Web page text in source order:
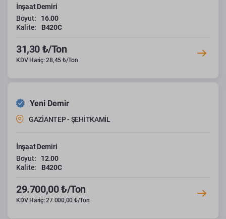
İnşaat Demiri
Boyut:
16.00
Kalite:
B420C
31,30 ₺/Ton
KDV Hariç: 28,45 ₺/Ton
Yeni Demir
GAZİANTEP - ŞEHİTKAMİL
İnşaat Demiri
Boyut:
12.00
Kalite:
B420C
29.700,00 ₺/Ton
KDV Hariç: 27.000,00 ₺/Ton